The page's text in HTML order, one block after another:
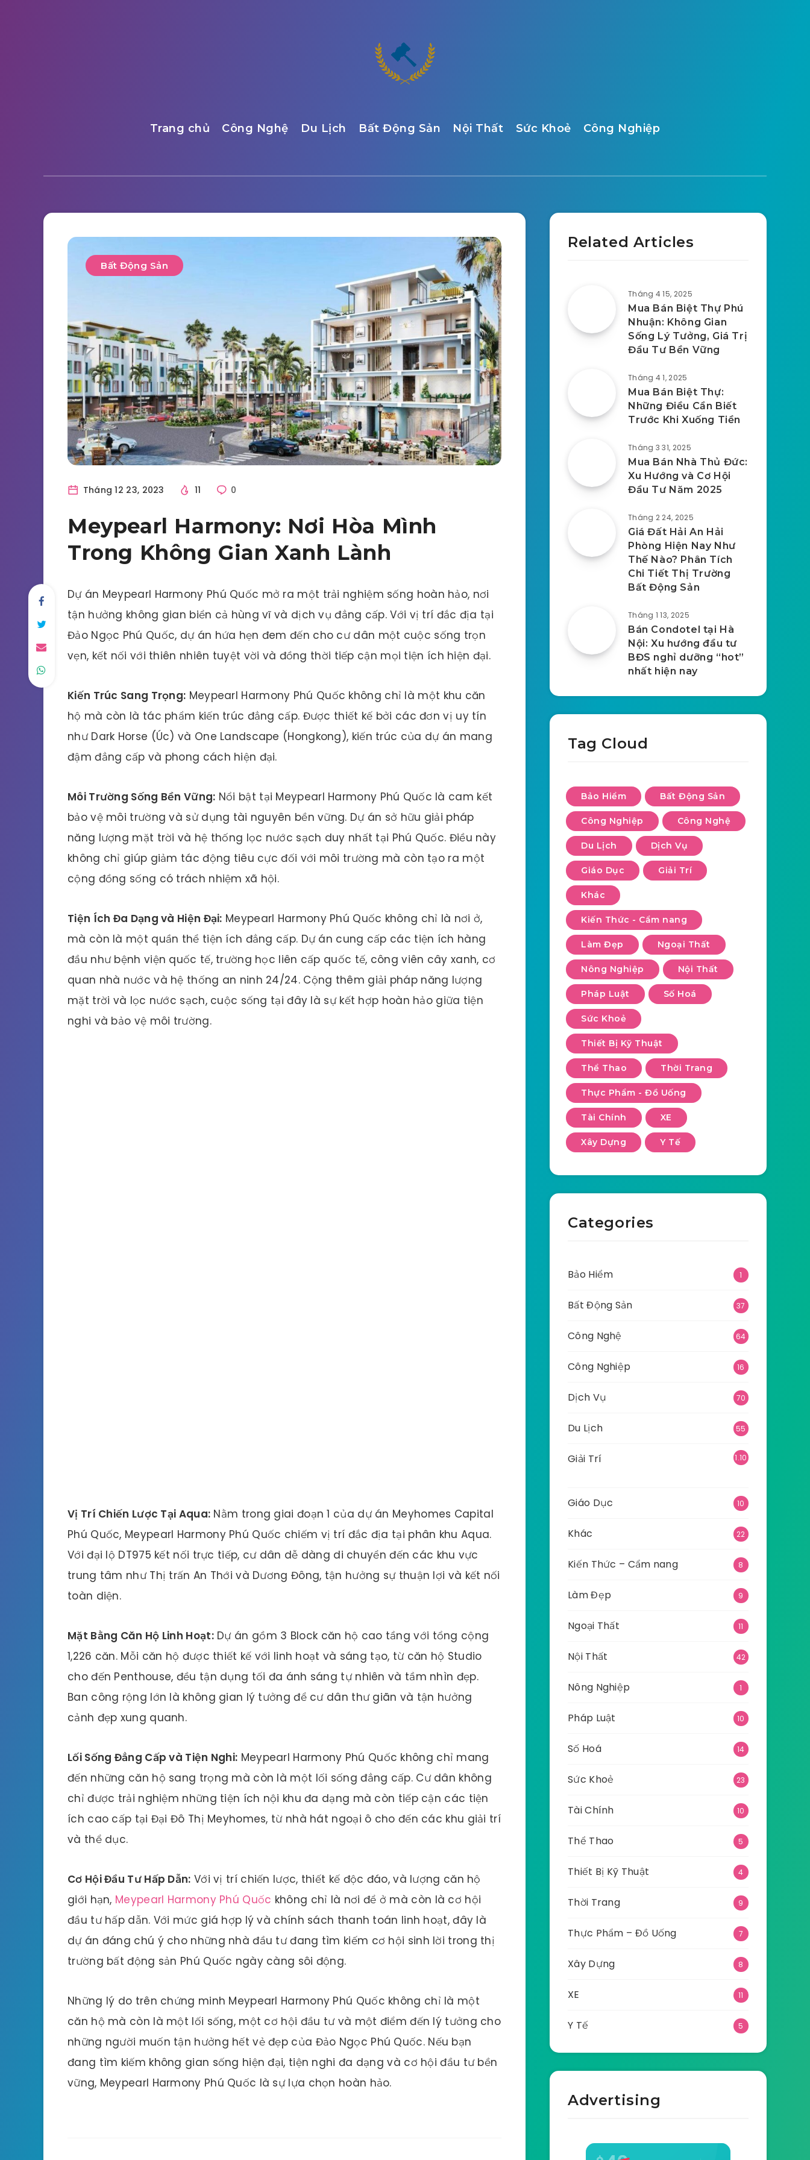
Trang chủ Công Nghệ Du Lịch Bất Động Sản Nội Thất Sức Khoẻ Công Nghiệp
Bất Động Sản
Tháng 12 23, 2023 11 0
Meypearl Harmony: Nơi Hòa Mình
Trong Không Gian Xanh Lành
Dự án Meypearl Harmony Phú Quốc mở ra một trải nghiệm sống hoàn hảo, nơi
tận hưởng không gian biển cả hùng vĩ và dịch vụ đẳng cấp. Với vị trí đắc địa tại
Đảo Ngọc Phú Quốc, dự án hứa hẹn đem đến cho cư dân một cuộc sống trọn
vẹn, kết nối với thiên nhiên tuyệt vời và đồng thời tiếp cận mọi tiện ích hiện đại.
Kiến Trúc Sang Trọng: Meypearl Harmony Phú Quốc không chỉ là một khu căn
hộ mà còn là tác phẩm kiến trúc đẳng cấp. Được thiết kế bởi các đơn vị uy tín
như Dark Horse (Úc) và One Landscape (Hongkong), kiến trúc của dự án mang
đậm đẳng cấp và phong cách hiện đại.
Môi Trường Sống Bền Vững: Nổi bật tại Meypearl Harmony Phú Quốc là cam kết
bảo vệ môi trường và sử dụng tài nguyên bền vững. Dự án sở hữu giải pháp
năng lượng mặt trời và hệ thống lọc nước sạch duy nhất tại Phú Quốc. Điều này
không chỉ giúp giảm tác động tiêu cực đối với môi trường mà còn tạo ra một
cộng đồng sống có trách nhiệm xã hội.
Tiện Ích Đa Dạng và Hiện Đại: Meypearl Harmony Phú Quốc không chỉ là nơi ở,
mà còn là một quần thể tiện ích đẳng cấp. Dự án cung cấp các tiện ích hàng
đầu như bệnh viện quốc tế, trường học liên cấp quốc tế, công viên cây xanh, cơ
quan nhà nước và hệ thống an ninh 24/24. Cộng thêm giải pháp năng lượng
mặt trời và lọc nước sạch, cuộc sống tại đây là sự kết hợp hoàn hảo giữa tiện
nghi và bảo vệ môi trường.
Vị Trí Chiến Lược Tại Aqua: Nằm trong giai đoạn 1 của dự án Meyhomes Capital
Phú Quốc, Meypearl Harmony Phú Quốc chiếm vị trí đắc địa tại phân khu Aqua.
Với đại lộ DT975 kết nối trực tiếp, cư dân dễ dàng di chuyển đến các khu vực
trung tâm như Thị trấn An Thới và Dương Đông, tận hưởng sự thuận lợi và kết nối
toàn diện.
Mặt Bằng Căn Hộ Linh Hoạt:Dự án gồm 3 Block căn hộ cao tầng với tổng cộng
1,226 căn. Mỗi căn hộ được thiết kế với linh hoạt và sáng tạo, từ căn hộ Studio
cho đến Penthouse, đều tận dụng tối đa ánh sáng tự nhiên và tầm nhìn đẹp.
Ban công rộng lớn là không gian lý tưởng để cư dân thư giãn và tận hưởng
cảnh đẹp xung quanh.
Lối Sống Đẳng Cấp và Tiện Nghi: Meypearl Harmony Phú Quốc không chỉ mang
đến những căn hộ sang trọng mà còn là một lối sống đẳng cấp. Cư dân không
chỉ được trải nghiệm những tiện ích nội khu đa dạng mà còn tiếp cận các tiện
ích cao cấp tại Đại Đô Thị Meyhomes, từ nhà hát ngoại ô cho đến các khu giải trí
và thể dục.
Cơ Hội Đầu Tư Hấp Dẫn: Với vị trí chiến lược, thiết kế độc đáo, và lượng căn hộ
giới hạn, Meypearl Harmony Phú Quốc không chỉ là nơi để ở mà còn là cơ hội
đầu tư hấp dẫn. Với mức giá hợp lý và chính sách thanh toán linh hoạt, đây là
dự án đáng chú ý cho những nhà đầu tư đang tìm kiếm cơ hội sinh lời trong thị
trường bất động sản Phú Quốc ngày càng sôi động.
Những lý do trên chứng minh Meypearl Harmony Phú Quốc không chỉ là một
căn hộ mà còn là một lối sống, một cơ hội đầu tư và một điểm đến lý tưởng cho
những người muốn tận hưởng hết vẻ đẹp của Đảo Ngọc Phú Quốc. Nếu bạn
đang tìm kiếm không gian sống hiện đại, tiện nghi đa dạng và cơ hội đầu tư bền
vững, Meypearl Harmony Phú Quốc là sự lựa chọn hoàn hảo.
Related Articles
Tháng 4 15, 2025
Mua Bán Biệt Thự Phú
Nhuận: Không Gian
Sống Lý Tưởng, Giá Trị
Đầu Tư Bền Vững
Tháng 4 1, 2025
Mua Bán Biệt Thự:
Những Điều Cần Biết
Trước Khi Xuống Tiền
Tháng 3 31, 2025
Mua Bán Nhà Thủ Đức:
Xu Hướng và Cơ Hội
Đầu Tư Năm 2025
Tháng 2 24, 2025
Giá Đất Hải An Hải
Phòng Hiện Nay Như
Thế Nào? Phân Tích
Chi Tiết Thị Trường
Bất Động Sản
Tháng 1 13, 2025
Bán Condotel tại Hà
Nội: Xu hướng đầu tư
BĐS nghỉ dưỡng “hot”
nhất hiện nay
Tag Cloud
Bảo Hiểm Bất Động Sản
Công Nghiệp Công Nghệ
Du Lịch Dịch Vụ
Giáo Dục Giải Trí
Khác
Kiến Thức - Cẩm nang
Làm Đẹp Ngoại Thất
Nông Nghiệp Nội Thất
Pháp Luật Số Hoá
Sức Khoẻ
Thiết Bị Kỹ Thuật
Thể Thao Thời Trang
Thực Phẩm - Đồ Uống
Tài Chính XE
Xây Dựng Y Tế
Categories
Bảo Hiểm 1
Bất Động Sản 37
Công Nghệ 64
Công Nghiệp 16
Dịch Vụ 70
Du Lịch 55
Giải Trí
1.10
Giáo Dục 10
Khác 22
Kiến Thức – Cẩm nang 8
Làm Đẹp 9
Ngoại Thất 11
Nội Thất 42
Nông Nghiệp 1
Pháp Luật 10
Số Hoá 14
Sức Khoẻ 23
Tài Chính 10
Thể Thao 5
Thiết Bị Kỹ Thuật 4
Thời Trang 9
Thực Phẩm – Đồ Uống 7
Xây Dựng 8
XE 11
Y Tế 5
Advertising